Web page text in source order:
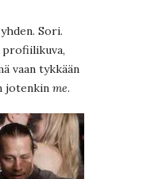
Sori.
profiilikuva,
vaan tykkään
jotenkin me.